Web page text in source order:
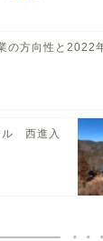
の方向性と2022
ル 西進入